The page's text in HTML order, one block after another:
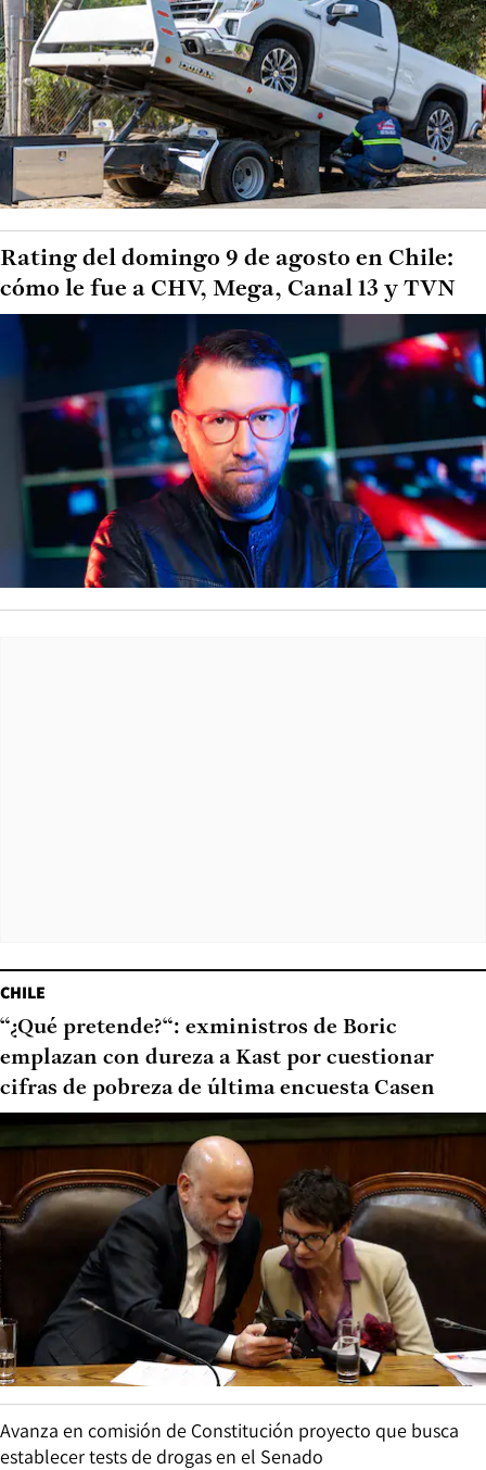
Rating del domingo 9 de agosto en Chile:
cómo le fue a CHV, Mega, Canal 13 y TVN
CHILE
“¿Qué pretende?“: exministros de Boric
emplazan con dureza a Kast por cuestionar
cifras de pobreza de última encuesta Casen
Avanza en comisión de Constitución proyecto que busca
establecer tests de drogas en el Senado